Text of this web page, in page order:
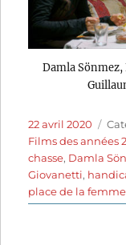
Damla Sönmez,
Publié
le
22 avril 2020
Films des années
chasse, Damla
Giovanetti,
place de la femme